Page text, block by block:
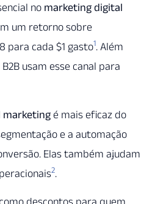
no marketing digital
um retorno sobre
para cada $1 gasto1. Além
usam esse canal para
marketingé mais eficaz do
e a automação
Elas também ajudam
2.
descontos para quem